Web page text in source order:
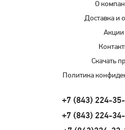
О
Доставка и
Акции
Скачать
Политика
+7 (843) 224-
+7 (843) 224-